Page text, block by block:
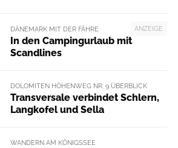
ANZEIGE
DÄNEMARK MIT DER FÄHRE
In den Campingurlaub mit
Scandlines
DOLOMITEN HÖHENWEG NR. 9 ÜBERBLICK
Transversale verbindet Schlern,
Langkofel und Sella
WANDERN AM KÖNIGSSEE